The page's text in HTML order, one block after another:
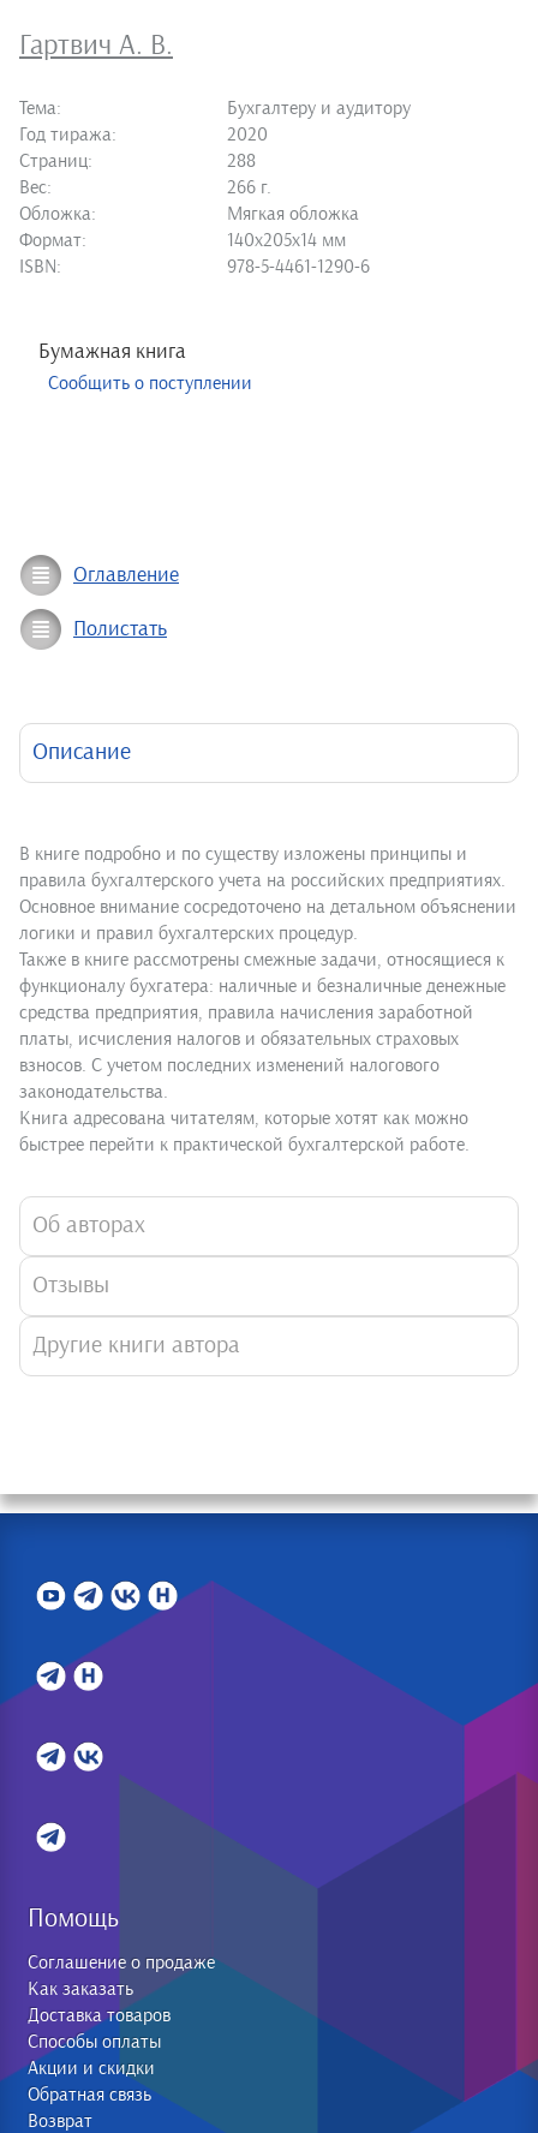
Гартвич А. В.
Тема:
Бухгалтеру и аудитору
Год тиража:
2020
Страниц:
288
Вес:
266 г.
Обложка:
Мягкая обложка
Формат:
140х205х14 мм
ISBN:
978-5-4461-1290-6
Бумажная книга
Сообщить о поступлении
Оглавление
Полистать
Описание
В книге подробно и по существу изложены принципы и
правила бухгалтерского учета на российских предприятиях.
Основное внимание сосредоточено на детальном объяснении
логики и правил бухгалтерских процедур.
Также в книге рассмотрены смежные задачи, относящиеся к
функционалу бухгатера: наличные и безналичные денежные
средства предприятия, правила начисления заработной
платы, исчисления налогов и обязательных страховых
взносов. С учетом последних изменений налогового
законодательства.
Книга адресована читателям, которые хотят как можно
быстрее перейти к практической бухгалтерской работе.
Об авторах
Отзывы
Другие книги автора
Помощь
Соглашение о продаже
Как заказать
Доставка товаров
Способы оплаты
Акции и скидки
Обратная связь
Возврат